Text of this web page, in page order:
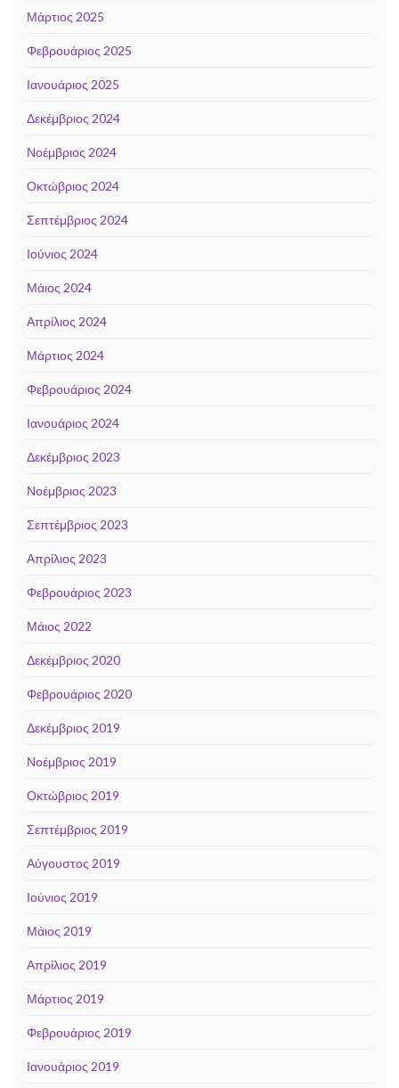
Μάρτιος 2025
Φεβρουάριος 2025
Ιανουάριος 2025
Δεκέμβριος 2024
Νοέμβριος 2024
Οκτώβριος 2024
Σεπτέμβριος 2024
Ιούνιος 2024
Μάιος 2024
Απρίλιος 2024
Μάρτιος 2024
Φεβρουάριος 2024
Ιανουάριος 2024
Δεκέμβριος 2023
Νοέμβριος 2023
Σεπτέμβριος 2023
Απρίλιος 2023
Φεβρουάριος 2023
Μάιος 2022
Δεκέμβριος 2020
Φεβρουάριος 2020
Δεκέμβριος 2019
Νοέμβριος 2019
Οκτώβριος 2019
Σεπτέμβριος 2019
Αύγουστος 2019
Ιούνιος 2019
Μάιος 2019
Απρίλιος 2019
Μάρτιος 2019
Φεβρουάριος 2019
Ιανουάριος 2019